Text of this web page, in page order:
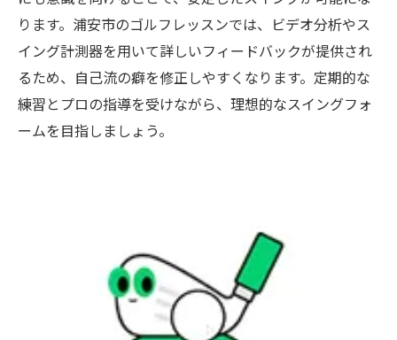
ります。浦安市のゴルフレッスンでは、ビデオ分析やス
イング計測器を用いて詳しいフィードバックが提供され
るため、自己流の癖を修正しやすくなります。定期的な
練習とプロの指導を受けながら、理想的なスイングフォ
ームを目指しましょう。